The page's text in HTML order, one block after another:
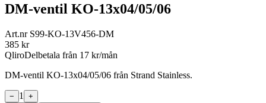
DM-ventil KO-13x04/05/06
Art.nr S99-KO-13V456-DM
385 kr
QliroDelbetala från 17 kr/mån
DM-ventil KO-13x04/05/06 från Strand Stainless.
− 1
+